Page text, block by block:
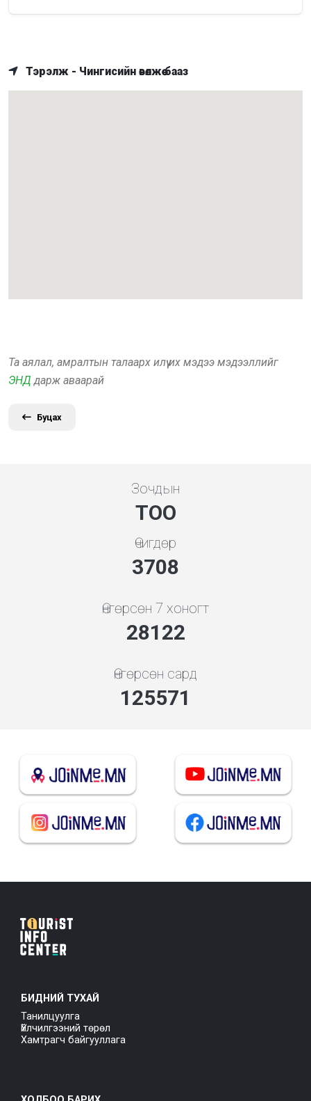
Тэрэлж - Чингисийн өвөлжөө бааз
Та аялал, амралтын талаарх илүү их мэдээ мэдээллийг
ЭНД дарж аваарай
Буцах
Зочдын
ТОО
Өчигдөр
4136
Өнгөрсөн 7 хоногт
31367
Өнгөрсөн сард
140060
БИДНИЙ ТУХАЙ
Танилцуулга
Үйлчилгээний төрөл
Хамтрагч байгууллага